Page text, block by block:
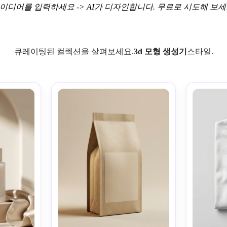
디어를 입력하세요 -> AI가 디자인합니다. 무료로 시도해 보
큐레이팅된 컬렉션을 살펴보세요.3d 모형 생성기 스타일.